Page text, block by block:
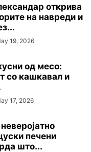
открива
на навреди и
19, 2026
од месо:
со кашкавал и
17, 2026
печени
што...